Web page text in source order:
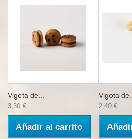
Vigota de...
3,30 €
Añadir al carrito
Vigota de...
2,40 €